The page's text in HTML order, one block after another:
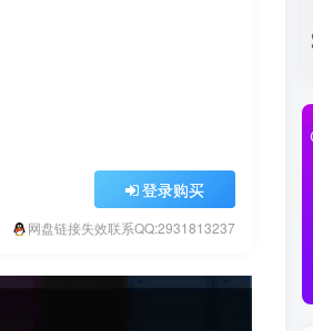
登录购买
网盘链接失效联系QQ:2931813237